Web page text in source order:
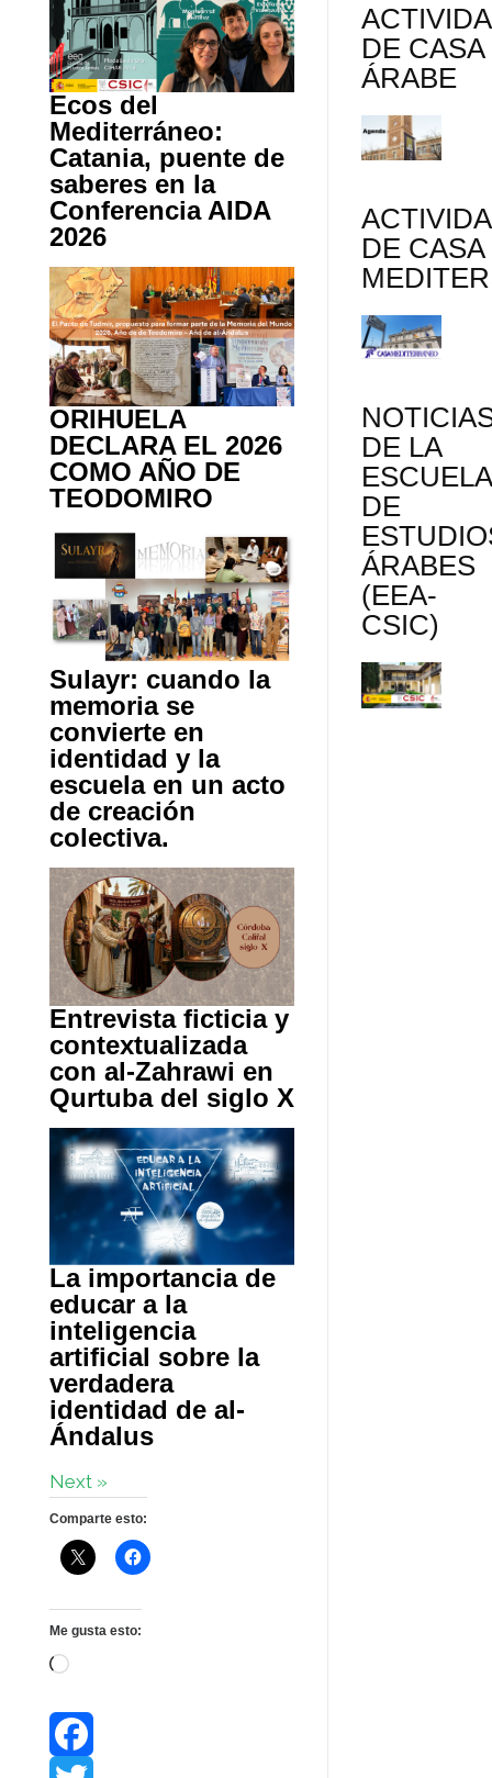
Ecos del
Mediterráneo:
Catania, puente de
saberes en la
Conferencia AIDA
2026
ORIHUELA
DECLARA EL 2026
COMO AÑO DE
TEODOMIRO
Sulayr: cuando la
memoria se
convierte en
identidad y la
escuela en un acto
de creación
colectiva.
Entrevista ficticia y
contextualizada
con al-Zahrawi en
Qurtuba del siglo X
La importancia de
educar a la
inteligencia
artificial sobre la
verdadera
identidad de al-
Ándalus
Next »
Comparte esto:
Me gusta esto:
Cargando...
DE CASA
ÁRABE
DE CASA
DE LA
ESCUELA
DE
ÁRABES
(EEA-
CSIC)